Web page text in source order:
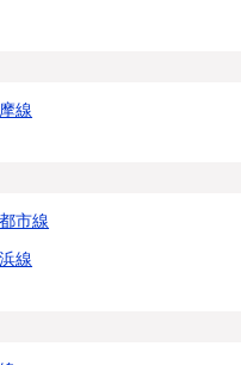
線
市線
線